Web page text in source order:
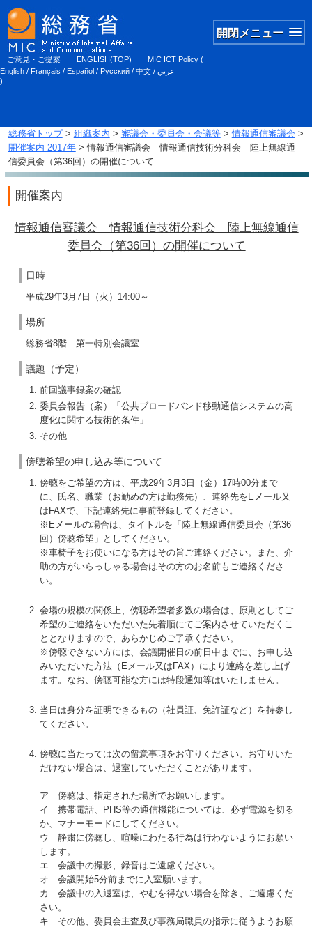
開閉メニュー
ご意見・ご提案 ENGLISH(TOP) MIC ICT Policy (
English / Français / Español / Русский / 中文 / عربي
)
総務省トップ> 組織案内 > 審議会・委員会・会議等>情報通信審議会 >
開催案内 2017年> 情報通信審議会 情報通信技術分科会 陸上無線通
信委員会（第36回）の開催について
開催案内
情報通信審議会 情報通信技術分科会 陸上無線通信
委員会（第36回）の開催について
日時
平成29年3月7日（火）14:00～
場所
総務省8階 第一特別会議室
議題（予定）
前回議事録案の確認
委員会報告（案）「公共ブロードバンド移動通信システムの高
度化に関する技術的条件」
その他
傍聴希望の申し込み等について
傍聴をご希望の方は、平成29年3月3日（金）17時00分まで
に、氏名、職業（お勤めの方は勤務先）、連絡先をEメール又
はFAXで、下記連絡先に事前登録してください。
※Eメールの場合は、タイトルを「陸上無線通信委員会（第36
回）傍聴希望」としてください。
※車椅子をお使いになる方はその旨ご連絡ください。また、介
助の方がいらっしゃる場合はその方のお名前もご連絡くださ
い。
会場の規模の関係上、傍聴希望者多数の場合は、原則としてご
希望のご連絡をいただいた先着順にてご案内させていただくこ
ととなりますので、あらかじめご了承ください。
※傍聴できない方には、会議開催日の前日中までに、お申し込
みいただいた方法（Eメール又はFAX）により連絡を差し上げ
ます。なお、傍聴可能な方には特段通知等はいたしません。
当日は身分を証明できるもの（社員証、免許証など）を持参し
てください。
傍聴に当たっては次の留意事項をお守りください。お守りいた
だけない場合は、退室していただくことがあります。
ア 傍聴は、指定された場所でお願いします。
イ 携帯電話、PHS等の通信機能については、必ず電源を切る
か、マナーモードにしてください。
ウ 静粛に傍聴し、喧噪にわたる行為は行わないようにお願い
します。
エ 会議中の撮影、録音はご遠慮ください。
オ 会議開始5分前までに入室願います。
カ 会議中の入退室は、やむを得ない場合を除き、ご遠慮くだ
さい。
キ その他、委員会主査及び事務局職員の指示に従うようお願